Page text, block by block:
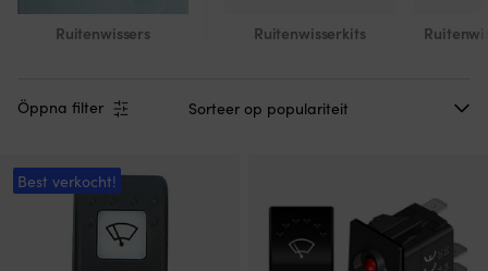
Ruitenwissers Ruitenwisserkits
Öppna filter
Best verkocht!